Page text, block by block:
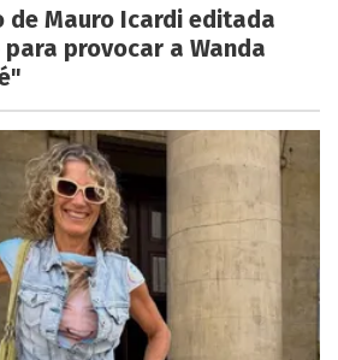
de Mauro Icardi editada
provocar a Wanda